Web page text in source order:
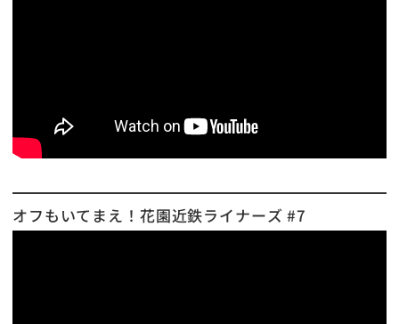
オフもいてまえ！花園近鉄ライナーズ #7